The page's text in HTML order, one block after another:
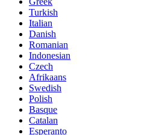
Turkish
Italian
Danish
Romanian
Indonesian
Czech
Afrikaans
Swedish
Polish
Basque
Catalan
Esperanto